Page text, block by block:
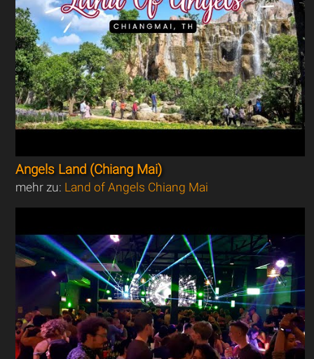
Angels Land (Chiang Mai)
mehr zu: Land of Angels Chiang Mai